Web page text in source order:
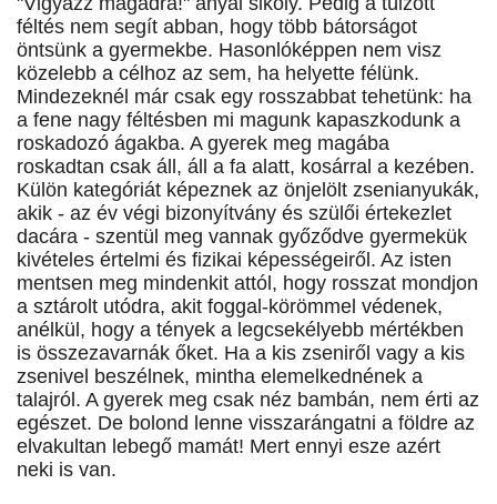
féltés nem segít abban, hogy több bátorságot
öntsünk a gyermekbe. Hasonlóképpen nem visz
közelebb a célhoz az sem, ha helyette félünk.
Mindezeknél már csak egy rosszabbat tehetünk: ha
a fene nagy féltésben mi magunk kapaszkodunk a
roskadozó ágakba. A gyerek meg magába
roskadtan csak áll, áll a fa alatt, kosárral a kezében.
Külön kategóriát képeznek az önjelölt zsenianyukák,
akik - az év végi bizonyítvány és szülői értekezlet
dacára - szentül meg vannak győződve gyermekük
kivételes értelmi és fizikai képességeiről. Az isten
mentsen meg mindenkit attól, hogy rosszat mondjon
a sztárolt utódra, akit foggal-körömmel védenek,
anélkül, hogy a tények a legcsekélyebb mértékben
is összezavarnák őket. Ha a kis zseniről vagy a kis
zsenivel beszélnek, mintha elemelkednének a
talajról. A gyerek meg csak néz bambán, nem érti az
egészet. De bolond lenne visszarángatni a földre az
elvakultan lebegő mamát! Mert ennyi esze azért
neki is van.